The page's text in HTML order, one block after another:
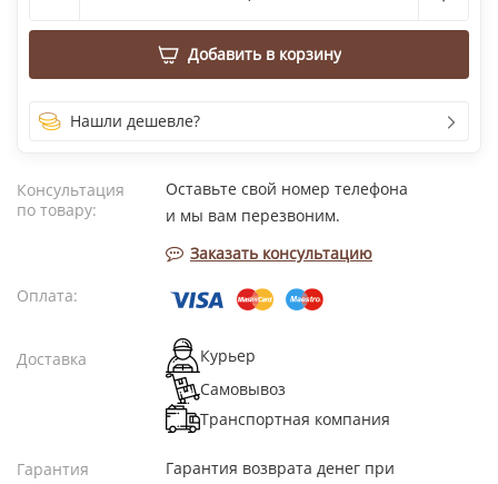
Добавить в корзину
Нашли дешевле?
Консультация
по товару:
Оставьте свой номер телефона
и мы вам перезвоним.
Заказать консультацию
Оплата:
Доставка
Курьер
Самовывоз
Транспортная компания
Гарантия
Гарантия возврата денег при